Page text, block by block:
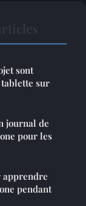
sont
sur
journal de
pour les
pendant